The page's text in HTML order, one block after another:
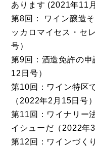
あります (2021年11
第8回： ワイン醸造
ッカロマイセス・セ
号）
第9回：酒造免許の
12日号）
第10回：ワイン特区
（2022年2月15日号）
第11回：ワイナリー
イシューだ（2022年3
第12回：ワインづく